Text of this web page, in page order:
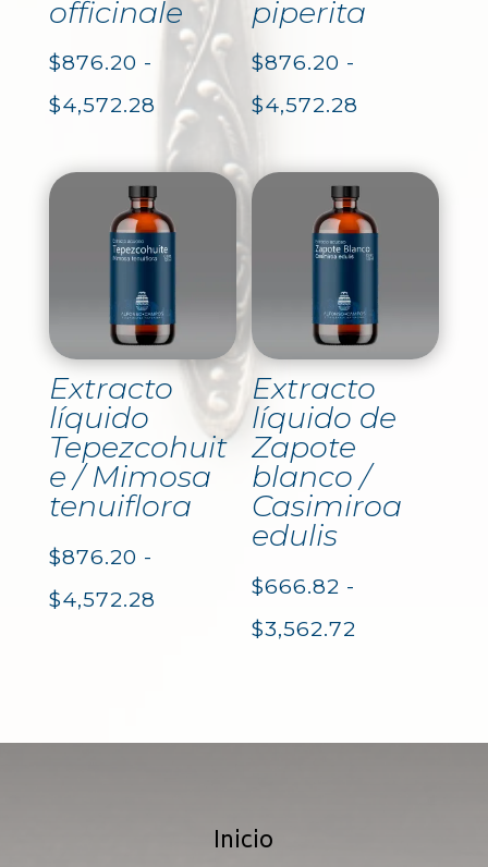
officinale
$876.20 -
$4,572.28 Rango
de
precios:
desde
$876.20
hasta
$4,572.28
piperita
$876.20 -
$4,572.28
precios:
desde
hasta
$4,572.28
Extracto
líquido
Tepezcohuit
e / Mimosa
tenuiflora
$876.20 -
$4,572.28
$4,572.28
Extracto
líquido de
Zapote
blanco /
Casimiroa
edulis
$666.82 -
$3,562.72
Inicio